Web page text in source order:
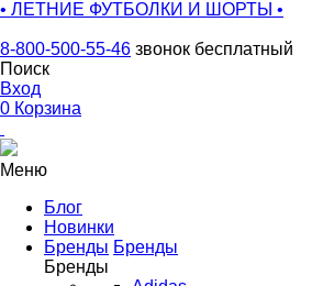
• ЛЕТНИЕ ФУТБОЛКИ И ШОРТЫ •
8-800-500-55-46 звонок бесплатный
Поиск
Вход
0 Корзина
Меню
Блог
Новинки
Бренды Бренды
Бренды